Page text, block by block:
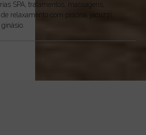
SPA, tratamentos, massagens,
de relaxamento com piscina, jacuzzi,